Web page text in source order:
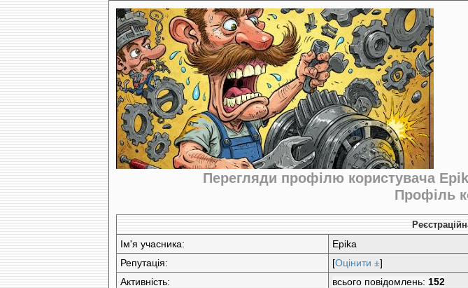
Перегляди профілю користувача
Профіль
Ім'я учасника:
Epika
Репутація:
[Оцінити ±]
Активність:
всього повідомлень: 152